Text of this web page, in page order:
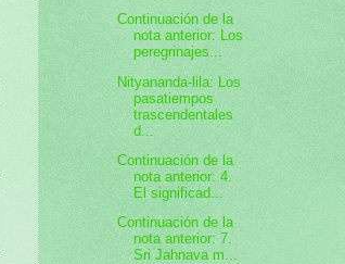
Continuación de la
nota anterior: Los
peregrinajes...
Nityananda-lila: Los
pasatiempos
trascendentales
d...
Continuación de la
nota anterior: 4.
El significad...
Continuación de la
nota anterior: 7.
Sri Jahnava m...